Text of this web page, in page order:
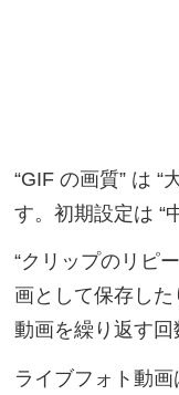
“GIF の画質” は “
す。初期設定は “
“クリップのリピ
画として保存し
動画を繰り返す回
ライブフォト動